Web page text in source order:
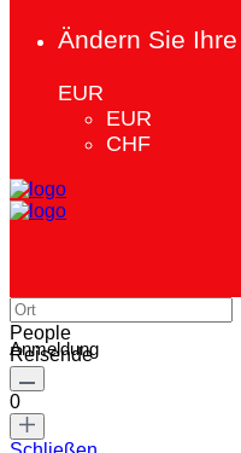
Ändern Sie
EUR
EUR
CHF
Anmeldung
People
Reisende
0